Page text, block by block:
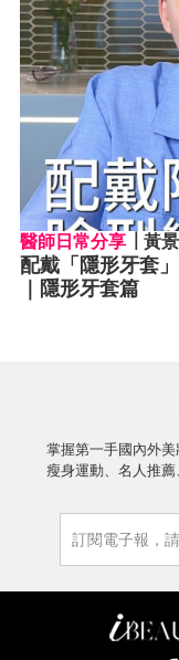
醫師日常分享 黃
配戴「隱形牙套
｜隱形牙套篇
掌握第一手國內外美
瘦身運動、名人推